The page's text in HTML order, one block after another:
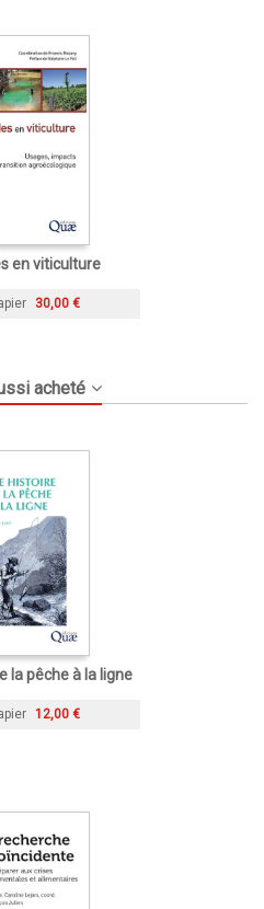
en viticulture
30,00 €
acheté
la pêche à la ligne
12,00 €